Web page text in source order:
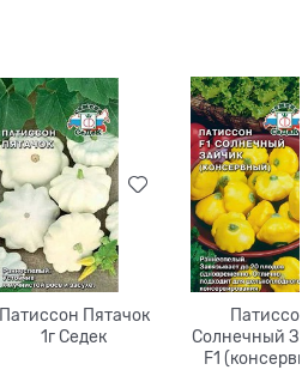
Патиссон Пятачок
1г Седек
Солнечный
F1